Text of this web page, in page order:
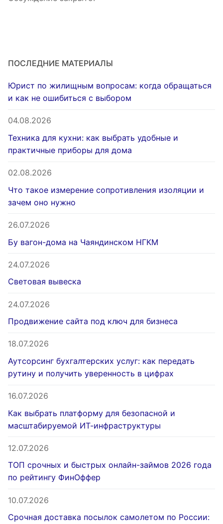
ПОСЛЕДНИЕ МАТЕРИАЛЫ
Юрист по жилищным вопросам: когда обращаться
и как не ошибиться с выбором
04.08.2026
Техника для кухни: как выбрать удобные и
практичные приборы для дома
02.08.2026
Что такое измерение сопротивления изоляции и
зачем оно нужно
26.07.2026
Бу вагон-дома на Чаяндинском НГКМ
24.07.2026
Световая вывеска
24.07.2026
Продвижение сайта под ключ для бизнеса
18.07.2026
Аутсорсинг бухгалтерских услуг: как передать
рутину и получить уверенность в цифрах
16.07.2026
Как выбрать платформу для безопасной и
масштабируемой ИТ-инфраструктуры
12.07.2026
ТОП срочных и быстрых онлайн-займов 2026 года
по рейтингу ФинОффер
10.07.2026
Срочная доставка посылок самолетом по России: